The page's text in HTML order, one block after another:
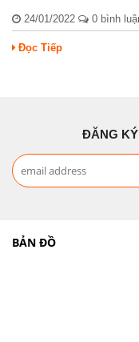
24/01/2022 0 bình
Đọc Tiếp
ĐĂNG
BẢN ĐỒ